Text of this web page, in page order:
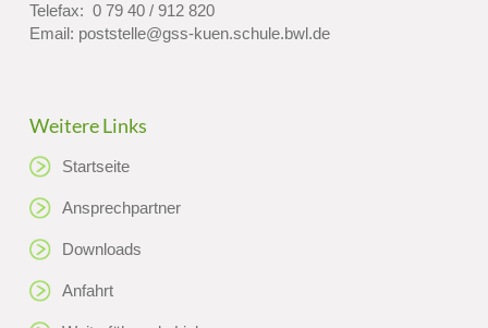
Telefax: 0 79 40 / 912 820
Email: poststelle@gss-kuen.schule.bwl.de
Weitere Links
Startseite
Ansprechpartner
Downloads
Anfahrt